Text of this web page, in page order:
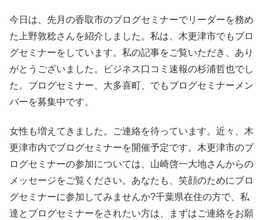
今日は、先月の香取市のブログセミナーでリーダーを務め
た上野敦稔さんを紹介しました。私は、木更津市でもブロ
グセミナーをしています。私の記事をご覧いただき、あり
がとうございました。ビジネス口コミ速報の杉浦哲也でし
た。ブログセミナー、大多喜町、でもブログセミナーメン
バーを募集中です。
女性も増えてきました。ご連絡を待っています。近々、木
更津市内でブログセミナーを開催予定です。木更津市のブ
ログセミナーの参加については、山崎啓一大地さんからの
メッセージをご覧ください。あなたも、笑顔のためにブロ
グセミナーに参加してみませんか?千葉県在住の方で、私
達とブログセミナーをされたい方は、まずはご連絡をお願